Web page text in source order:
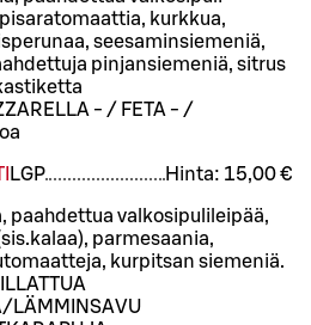
kurkkua,
seesaminsiemeniä,
pinjansiemeniä, sitrus
- / FETA - /
LGP Hinta: 15,00 €
paahdettua valkosipulileipää,
parmesaania,
kurpitsan siemeniä.
LÄMMINSAVU